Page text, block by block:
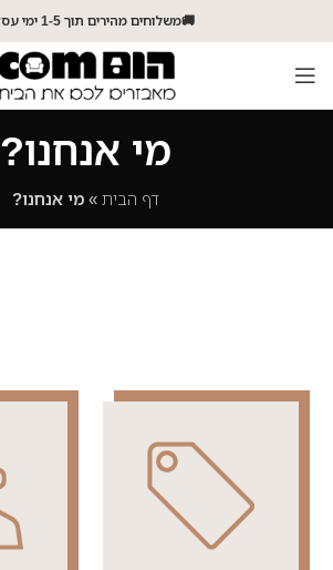
🚚משלוחים מהירים תוך 1-5 ימי עסקים!
מי אנחנו?
דף הבית »מי אנחנו?